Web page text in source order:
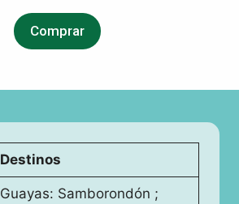
o
Comprar
Destinos
Guayas: Samborondón ;